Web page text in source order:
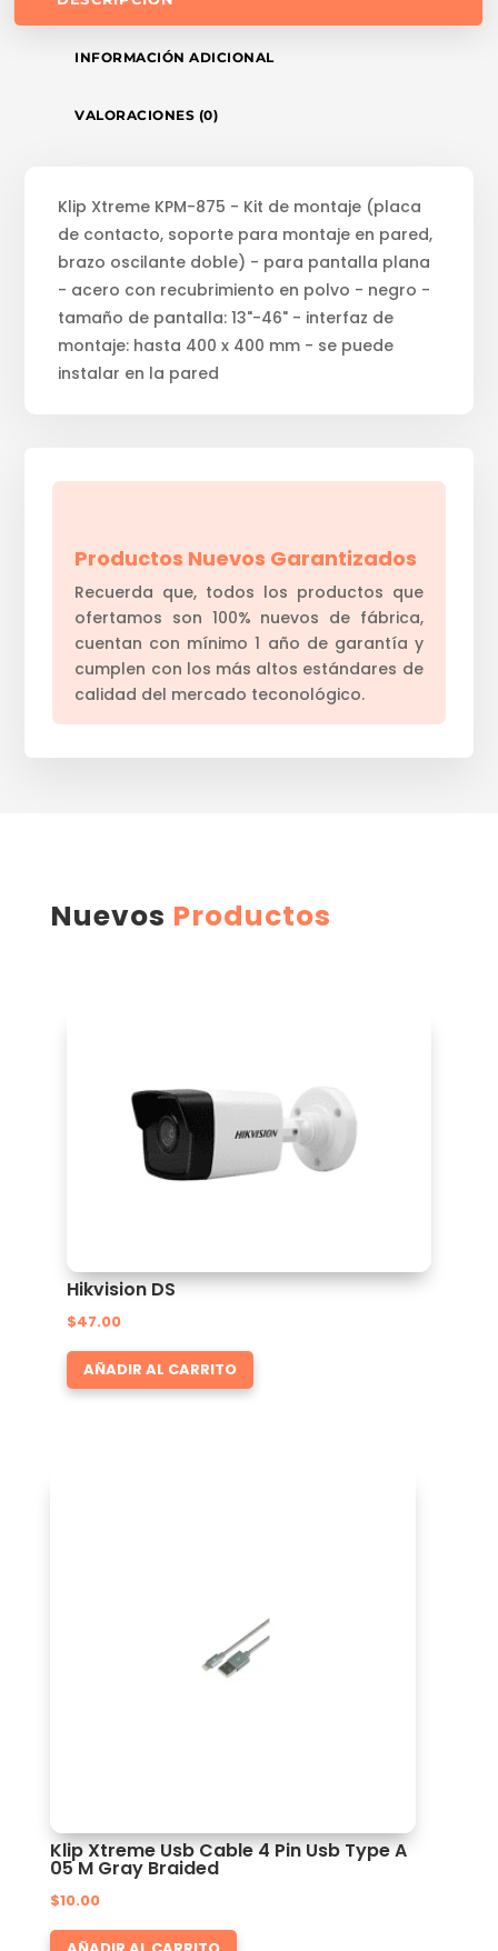
INFORMACIÓN ADICIONAL
VALORACIONES (0)
Klip Xtreme KPM-875 - Kit de montaje (placa
de contacto, soporte para montaje en pared,
brazo oscilante doble) - para pantalla plana
- acero con recubrimiento en polvo - negro -
tamaño de pantalla: 13"-46" - interfaz de
montaje: hasta 400 x 400 mm - se puede
instalar en la pared
Productos Nuevos Garantizados
Recuerda que, todos los productos que
ofertamos son 100% nuevos de fábrica,
cuentan con mínimo 1 año de garantía y
cumplen con los más altos estándares de
calidad del mercado teconológico.
Nuevos Productos
Hikvision DS
$47.00
AÑADIR AL CARRITO
Klip Xtreme Usb Cable 4 Pin Usb Type A
05 M Gray Braided
$10.00